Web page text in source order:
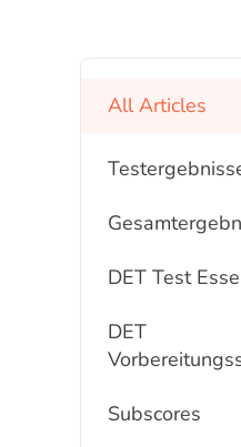
All Articles
DET Test
DET
Subscores